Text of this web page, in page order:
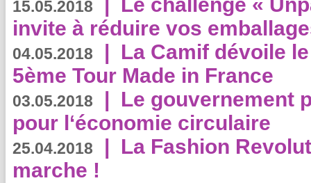
15.05.2018
invite à réduire vos
04.05.2018 | La Camif dévoile
5ème Tour Made in France
03.05.2018 | Le gouvernement
pour l‘économie circulaire
25.04.2018 | La Fashion
marche !